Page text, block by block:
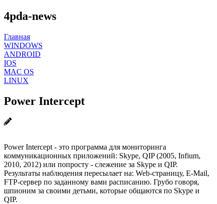
4pda-news
Главная
WINDOWS
ANDROID
IOS
MAC OS
LINUX
Power Intercept
Power Intercept - это программа для мониторинга
коммуникационных приложений: Skype, QIP (2005, Infium,
2010, 2012) или попросту - слежение за Skype и QIP.
Результаты наблюдения пересылает на: Web-страницу, E-Mail,
FTP-сервер по заданному вами расписанию. Грубо говоря,
шпионим за своими детьми, которые общаются по Skype и
QIP.